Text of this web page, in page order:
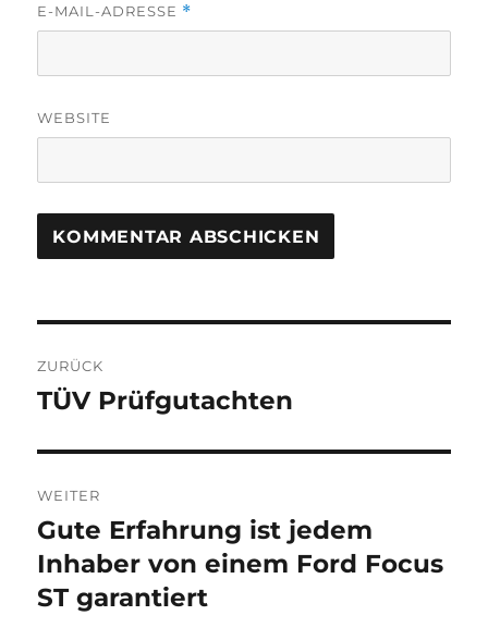
E-MAIL-ADRESSE *
WEBSITE
ZURÜCK
Vorheriger
TÜV Prüfgutachten
WEITER
Nächster
Beitrag:
Gute Erfahrung ist jedem
Inhaber von einem Ford Focus
ST garantiert